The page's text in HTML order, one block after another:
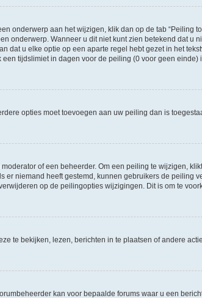
onderwerp aan het wijzigen, klik dan op de tab “Peiling
onderwerp. Wanneer u dit niet kunt zien betekend dat u
dat u elke optie op een aparte regel hebt gezet in het
tijdslimiet in dagen voor de peiling (0 voor geen
opties moet toevoegen aan uw peiling dan is
of een beheerder. Om een peiling te wijzigen,
niemand heeft gestemd, kunnen gebruikers de peiling
op de peilingopties wijzigingen. Dit is om te
te bekijken, lezen, berichten in te plaatsen of andere
kan voor bepaalde forums waar u een